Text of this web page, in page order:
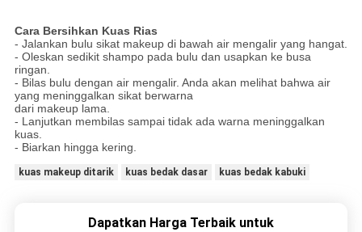
Cara Bersihkan Kuas Rias
- Jalankan bulu sikat makeup di bawah air mengalir yang hangat.
- Oleskan sedikit shampo pada bulu dan usapkan ke busa
ringan.
- Bilas bulu dengan air mengalir. Anda akan melihat bahwa air
yang meninggalkan sikat berwarna
dari makeup lama.
- Lanjutkan membilas sampai tidak ada warna meninggalkan
kuas.
- Biarkan hingga kering.
kuas makeup ditarik kuas bedak dasar kuas bedak kabuki
Dapatkan Harga Terbaik untuk